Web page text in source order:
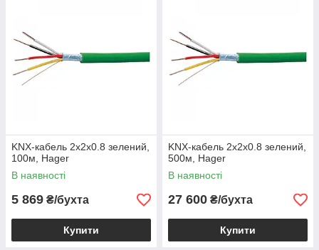
KNX-кабель 2х2х0.8 зелений,
100м, Hager
В наявності
5 869 ₴/бухта
Купити
KNX-кабель 2х2х0.8 зелений,
500м, Hager
В наявності
27 600 ₴/бухта
Купити